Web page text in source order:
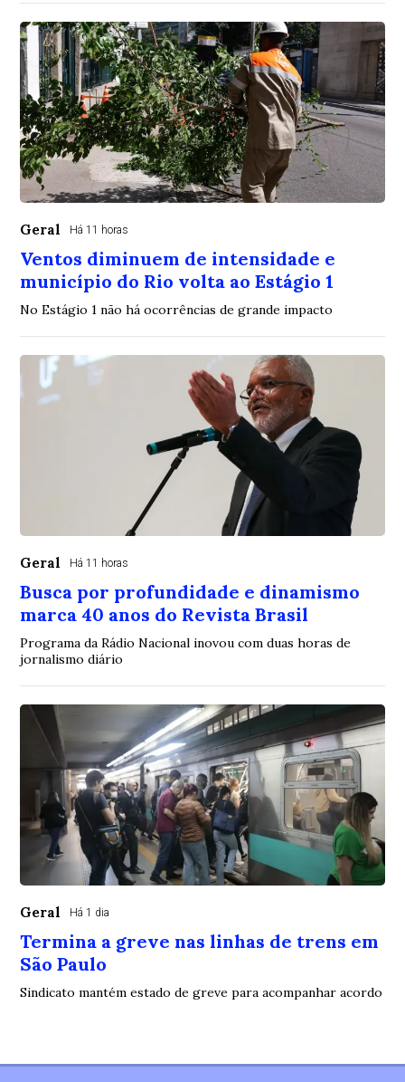
Geral Há 11 horas
Ventos diminuem de intensidade e
município do Rio volta ao Estágio 1
No Estágio 1 não há ocorrências de grande impacto
Geral Há 11 horas
Busca por profundidade e dinamismo
marca 40 anos do Revista Brasil
Programa da Rádio Nacional inovou com duas horas de
jornalismo diário
Geral Há 1 dia
Termina a greve nas linhas de trens em
São Paulo
Sindicato mantém estado de greve para acompanhar acordo